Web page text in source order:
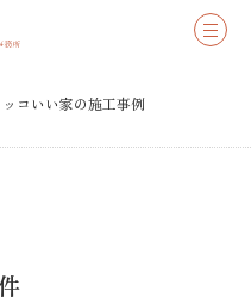
コいい家の施工事例